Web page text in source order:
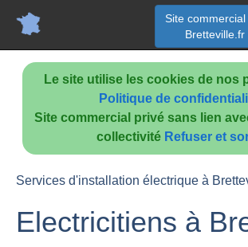
Le site utilise les cookies de nos
Politique de
Site commercial privé sans lien
collectivité Refuser et
Site
Bretteville.fr
Services d'installation électrique à
Electricitiens à